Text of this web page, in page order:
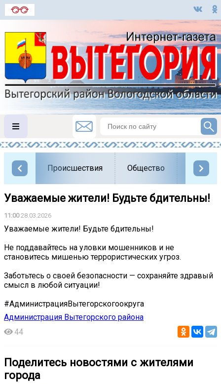
Происшествия Общество Власть
Уважаемые жители! Будьте бдительны!
11:0028.03.2026
Уважаемые жители! Будьте бдительны!
Не поддавайтесь на уловки мошенников и не
становитесь мишенью террористических угроз.
Заботьтесь о своей безопасности — сохраняйте здравый
смысл в любой ситуации!
#АдминистрацияВытегорскогоокруга
Администрация Вытегорского района
44
Поделитесь новостями с жителями
города